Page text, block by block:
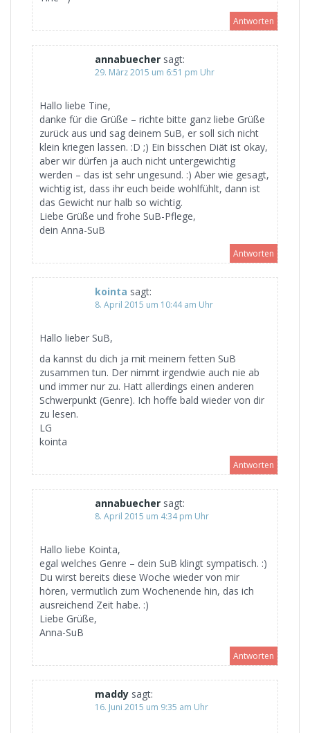
Antworten
annabuecher sagt:
29. März 2015 um 6:51 pm Uhr
Hallo liebe Tine,
danke für die Grüße – richte bitte ganz liebe Grüße
zurück aus und sag deinem SuB, er soll sich nicht
klein kriegen lassen. :D ;) Ein bisschen Diät ist okay,
aber wir dürfen ja auch nicht untergewichtig
werden – das ist sehr ungesund. :) Aber wie gesagt,
wichtig ist, dass ihr euch beide wohlfühlt, dann ist
das Gewicht nur halb so wichtig.
Liebe Grüße und frohe SuB-Pflege,
dein Anna-SuB
Antworten
kointa sagt:
8. April 2015 um 10:44 am Uhr
Hallo lieber SuB,
da kannst du dich ja mit meinem fetten SuB
zusammen tun. Der nimmt irgendwie auch nie ab
und immer nur zu. Hatt allerdings einen anderen
Schwerpunkt (Genre). Ich hoffe bald wieder von dir
zu lesen.
LG
kointa
Antworten
annabuecher sagt:
8. April 2015 um 4:34 pm Uhr
Hallo liebe Kointa,
egal welches Genre – dein SuB klingt sympatisch. :)
Du wirst bereits diese Woche wieder von mir
hören, vermutlich zum Wochenende hin, das ich
ausreichend Zeit habe. :)
Liebe Grüße,
Anna-SuB
Antworten
maddy sagt:
16. Juni 2015 um 9:35 am Uhr